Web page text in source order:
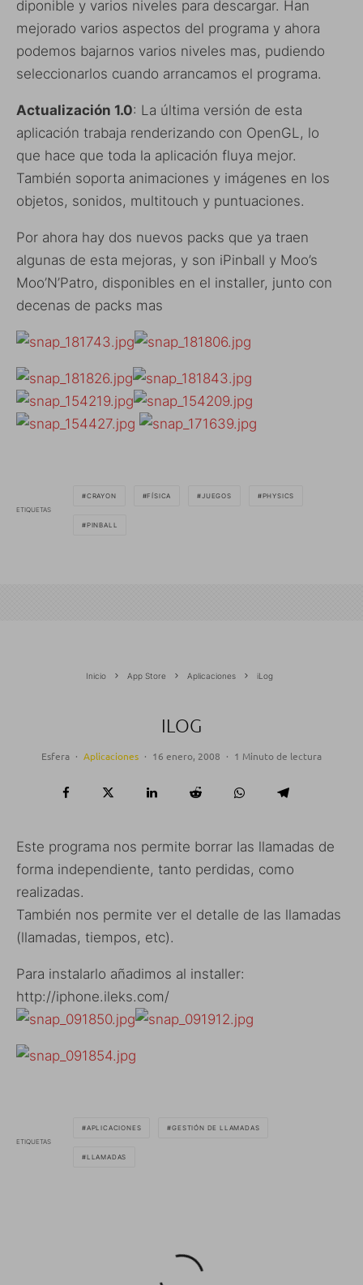
diponible y varios niveles para descargar. Han
mejorado varios aspectos del programa y ahora
podemos bajarnos varios niveles mas, pudiendo
seleccionarlos cuando arrancamos el programa.
Actualización 1.0: La última versión de esta
aplicación trabaja renderizando con OpenGL, lo
que hace que toda la aplicación fluya mejor.
También soporta animaciones y imágenes en los
objetos, sonidos, multitouch y puntuaciones.
Por ahora hay dos nuevos packs que ya traen
algunas de esta mejoras, y son iPinball y Moo’s
Moo’N’Patro, disponibles en el installer, junto con
decenas de packs mas
ETIQUETAS
CRAYON FÍSICA JUEGOS PHYSICS
PINBALL
Inicio App Store Aplicaciones iLog
ILOG
Esfera · Aplicaciones · 16 enero, 2008 · 1 Minuto de lectura
Este programa nos permite borrar las llamadas de
forma independiente, tanto perdidas, como
realizadas.
También nos permite ver el detalle de las llamadas
(llamadas, tiempos, etc).
Para instalarlo añadimos al installer:
http://iphone.ileks.com/
ETIQUETAS
APLICACIONES GESTIÓN DE LLAMADAS
LLAMADAS